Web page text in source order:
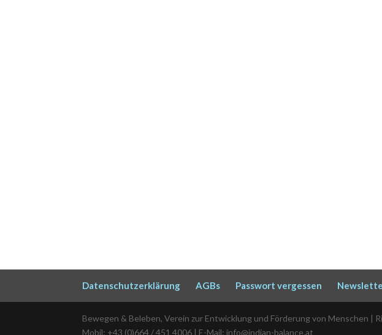
Datenschutzerklärung AGBs Passwort vergessen
Bewegen & Beleben, Verein zur Entwicklung und Förderung von Menschen |
Mobil: +43 (0)664 / 451 4006 | E-Mail: info@indian-balance.at